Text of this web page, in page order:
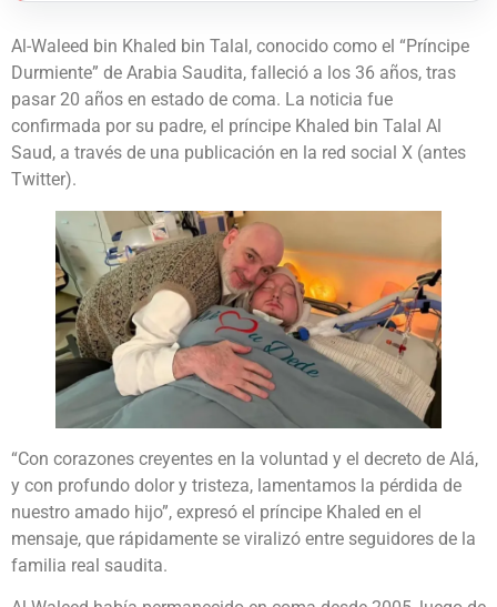
Al-Waleed bin Khaled bin Talal, conocido como el “Príncipe
Durmiente” de Arabia Saudita, falleció a los 36 años, tras
pasar 20 años en estado de coma. La noticia fue
confirmada por su padre, el príncipe Khaled bin Talal Al
Saud, a través de una publicación en la red social X (antes
Twitter).
“Con corazones creyentes en la voluntad y el decreto de Alá,
y con profundo dolor y tristeza, lamentamos la pérdida de
nuestro amado hijo”, expresó el príncipe Khaled en el
mensaje, que rápidamente se viralizó entre seguidores de la
familia real saudita.